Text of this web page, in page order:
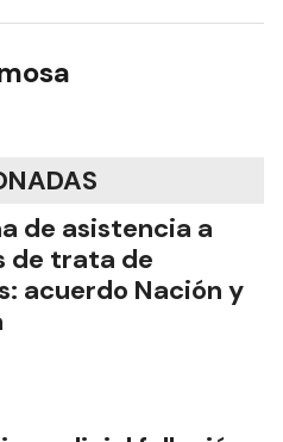
de asistencia a
de trata de
acuerdo Nación y